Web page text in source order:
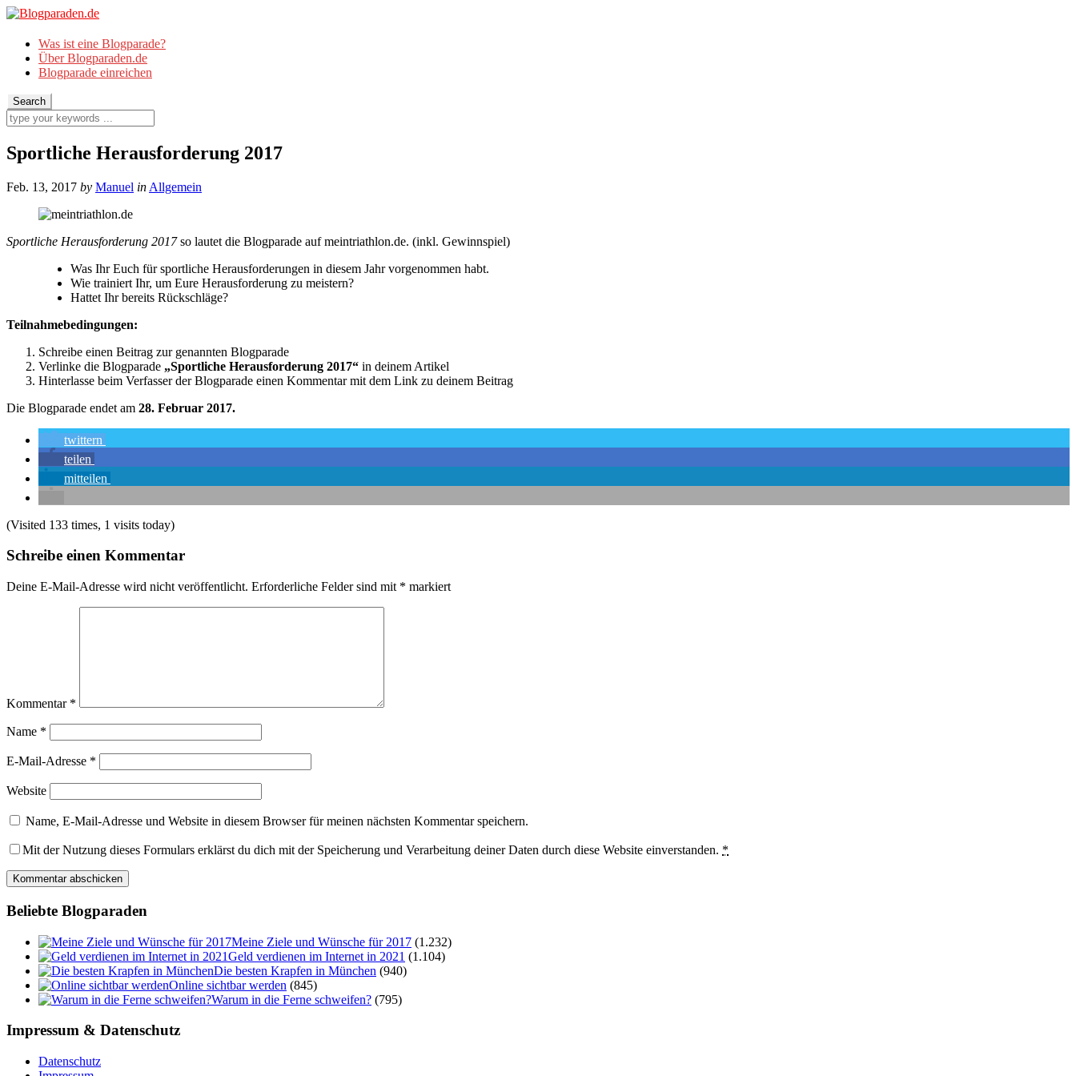
Was ist eine Blogparade?
Über Blogparaden.de
Blogparade einreichen
Sportliche Herausforderung 2017
Feb. 13, 2017 by Manuel in Allgemein
Sportliche Herausforderung 2017so lautet die Blogparade auf meintriathlon.de. (inkl. Gewinnspiel)
Was Ihr Euch für sportliche Herausforderungen in diesem Jahr vorgenommen habt.
Wie trainiert Ihr, um Eure Herausforderung zu meistern?
Hattet Ihr bereits Rückschläge?
Teilnahmebedingungen:
Schreibe einen Beitrag zur genannten Blogparade
Verlinke die Blogparade „Sportliche Herausforderung 2017“ in deinem Artikel
Hinterlasse beim Verfasser der Blogparade einen Kommentar mit dem Link zu deinem Beitrag
Die Blogparade endet am 28. Februar 2017.
twittern
teilen
mitteilen
(Visited 133 times, 1 visits today)
Schreibe einen Kommentar
Deine E-Mail-Adresse wird nicht veröffentlicht. Erforderliche Felder sind mit * markiert
Kommentar *
Name *
E-Mail-Adresse *
Website
Name, E-Mail-Adresse und Website in diesem Browser für meinen nächsten Kommentar speichern.
Mit der Nutzung dieses Formulars erklärst du dich mit der Speicherung und Verarbeitung deiner Daten durch diese Website einverstanden. *
Beliebte Blogparaden
Meine Ziele und Wünsche für 2017 (1.232)
Geld verdienen im Internet in 2021 (1.104)
Die besten Krapfen in München (940)
Online sichtbar werden (845)
Warum in die Ferne schweifen? (795)
Impressum & Datenschutz
Datenschutz